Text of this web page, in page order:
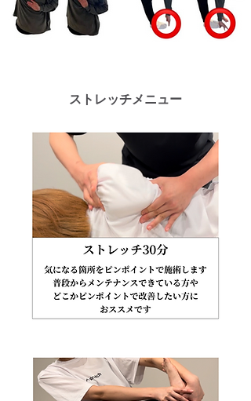
ストレッチメニュー